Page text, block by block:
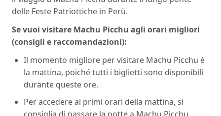
delle Feste Patriottiche in Perù.
Se vuoi visitare Machu Picchu agli orari migliori
(consigli e raccomandazioni):
Il momento migliore per visitare Machu Picchu è
la mattina, poiché tutti i biglietti sono disponibili
durante queste ore.
Per accedere ai primi orari della mattina, si